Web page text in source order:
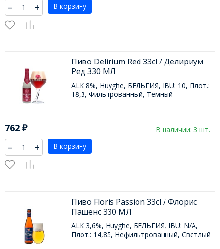
– + В корзину
Пиво Delirium Red 33cl / Делириум
Ред 330 МЛ
ALK 8%, Huyghe, БЕЛЬГИЯ, IBU: 10, Плот.:
18,3, Фильтрованный, Темный
762 ₽ В наличии: 3 шт.
– + В корзину
Пиво Floris Passion 33cl / Флорис
Пашенс 330 МЛ
ALK 3,6%, Huyghe, БЕЛЬГИЯ, IBU: N/A,
Плот.: 14,85, Нефильтрованный, Светлый